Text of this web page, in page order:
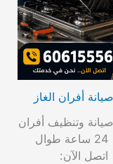
الكويت 24 ساعة | صيانة وتنظيف أفران
خدمة 24 ساعة طوال
اتصل الآن: